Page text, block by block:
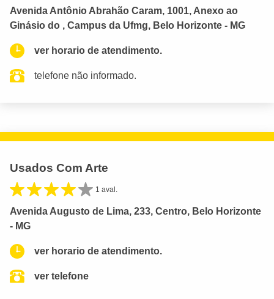
Avenida Antônio Abrahão Caram, 1001, Anexo ao
Ginásio do , Campus da Ufmg, Belo Horizonte - MG
ver horario de atendimento.
telefone não informado.
Usados Com Arte
1 aval.
Avenida Augusto de Lima, 233, Centro, Belo Horizonte
- MG
ver horario de atendimento.
ver telefone